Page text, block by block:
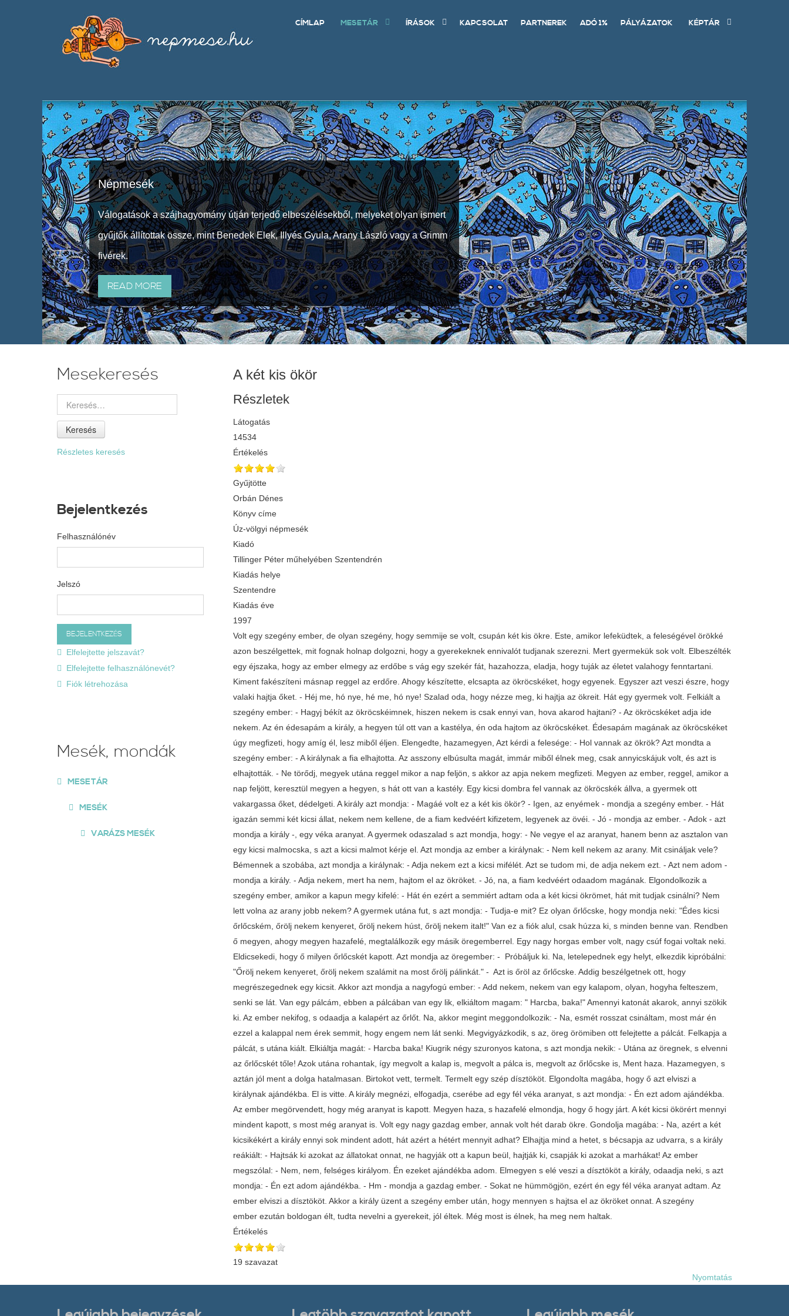
CÍMLAP MESETÁR ÍRÁSOK KAPCSOLAT PARTNEREK ADÓ 1% PÁLYÁZATOK KÉPTÁR
Népmesék
Válogatások a szájhagyomány útján terjedő elbeszélésekből, melyeket olyan ismert
gyűjtők állítottak össze, mint Benedek Elek, Illyés Gyula, Arany László vagy a Grimm
fivérek.
READ MORE
A két kis ökör
Részletek
Látogatás
14534
Értékelés
Gyűjtötte
Orbán Dénes
Könyv címe
Úz-völgyi népmesék
Kiadó
Tillinger Péter műhelyében Szentendrén
Kiadás helye
Szentendre
Kiadás éve
1997
Volt egy szegény ember, de olyan szegény, hogy semmije se volt, csupán két kis ökre. Este, amikor lefeküdtek, a feleségével örökké
azon beszélgettek, mit fognak holnap dolgozni, hogy a gyerekeknek ennivalót tudjanak szerezni. Mert gyermekük sok volt. Elbeszélték
egy éjszaka, hogy az ember elmegy az erdőbe s vág egy szekér fát, hazahozza, eladja, hogy tuják az életet valahogy fenntartani.
Kiment fakészíteni másnap reggel az erdőre. Ahogy készítette, elcsapta az ökröcskéket, hogy egyenek. Egyszer azt veszi észre, hogy
valaki hajtja őket. - Héj me, hó nye, hé me, hó nye! Szalad oda, hogy nézze meg, ki hajtja az ökreit. Hát egy gyermek volt. Felkiált a
szegény ember: - Hagyj békít az ökröcskéimnek, hiszen nekem is csak ennyi van, hova akarod hajtani? - Az ökröcskéket adja ide
nekem. Az én édesapám a király, a hegyen túl ott van a kastélya, én oda hajtom az ökröcskéket. Édesapám magának az ökröcskéket
úgy megfizeti, hogy amíg él, lesz miből éljen. Elengedte, hazamegyen, Azt kérdi a felesége: - Hol vannak az ökrök? Azt mondta a
szegény ember: - A királynak a fia elhajtotta. Az asszony elbúsulta magát, immár miből élnek meg, csak annyicskájuk volt, és azt is
elhajtották. - Ne törődj, megyek utána reggel mikor a nap feljön, s akkor az apja nekem megfizeti. Megyen az ember, reggel, amikor a
nap feljött, keresztül megyen a hegyen, s hát ott van a kastély. Egy kicsi dombra fel vannak az ökröcskék állva, a gyermek ott
vakargassa őket, dédelgeti. A király azt mondja: - Magáé volt ez a két kis ökör? - Igen, az enyémek - mondja a szegény ember. - Hát
igazán semmi két kicsi állat, nekem nem kellene, de a fiam kedvéért kifizetem, legyenek az övéi. - Jó - mondja az ember. - Adok - azt
mondja a király -, egy véka aranyat. A gyermek odaszalad s azt mondja, hogy: - Ne vegye el az aranyat, hanem benn az asztalon van
egy kicsi malmocska, s azt a kicsi malmot kérje el. Azt mondja az ember a királynak: - Nem kell nekem az arany. Mit csináljak vele?
Bémennek a szobába, azt mondja a királynak: - Adja nekem ezt a kicsi mifélét. Azt se tudom mi, de adja nekem ezt. - Azt nem adom -
mondja a király. - Adja nekem, mert ha nem, hajtom el az ökröket. - Jó, na, a fiam kedvéért odaadom magának. Elgondolkozik a
szegény ember, amikor a kapun megy kifelé: - Hát én ezért a semmiért adtam oda a két kicsi ökrömet, hát mit tudjak csinálni? Nem
lett volna az arany jobb nekem? A gyermek utána fut, s azt mondja: - Tudja-e mit? Ez olyan őrlőcske, hogy mondja neki: "Édes kicsi
őrlőcském, őrölj nekem kenyeret, őrölj nekem húst, őrölj nekem italt!" Van ez a fiók alul, csak húzza ki, s minden benne van. Rendben
ő megyen, ahogy megyen hazafelé, megtalálkozik egy másik öregemberrel. Egy nagy horgas ember volt, nagy csúf fogai voltak neki.
Eldicsekedi, hogy ő milyen őrlőcskét kapott. Azt mondja az öregember: - Próbáljuk ki. Na, letelepednek egy helyt, elkezdik kipróbálni:
"Őrölj nekem kenyeret, őrölj nekem szalámit na most őrölj pálinkát." - Azt is őröl az őrlőcske. Addig beszélgetnek ott, hogy
megrészegednek egy kicsit. Akkor azt mondja a nagyfogú ember: - Add nekem, nekem van egy kalapom, olyan, hogyha felteszem,
senki se lát. Van egy pálcám, ebben a pálcában van egy lik, elkiáltom magam: " Harcba, baka!" Amennyi katonát akarok, annyi szökik
ki. Az ember nekifog, s odaadja a kalapért az őrlőt. Na, akkor megint meggondolkozik: - Na, esmét rosszat csináltam, most már én
ezzel a kalappal nem érek semmit, hogy engem nem lát senki. Megvigyázkodik, s az, öreg örömiben ott felejtette a pálcát. Felkapja a
pálcát, s utána kiált. Elkiáltja magát: - Harcba baka! Kiugrik négy szuronyos katona, s azt mondja nekik: - Utána az öregnek, s elvenni
az őrlőcskét tőle! Azok utána rohantak, így megvolt a kalap is, megvolt a pálca is, megvolt az őrlőcske is, Ment haza. Hazamegyen, s
aztán jól ment a dolga hatalmasan. Birtokot vett, termelt. Termelt egy szép dísztököt. Elgondolta magába, hogy ő azt elviszi a
királynak ajándékba. El is vitte. A király megnézi, elfogadja, cserébe ad egy fél véka aranyat, s azt mondja: - Én ezt adom ajándékba.
Az ember megörvendett, hogy még aranyat is kapott. Megyen haza, s hazafelé elmondja, hogy ő hogy járt. A két kicsi ökörért mennyi
mindent kapott, s most még aranyat is. Volt egy nagy gazdag ember, annak volt hét darab ökre. Gondolja magába: - Na, azért a két
kicsikékért a király ennyi sok mindent adott, hát azért a hétért mennyit adhat? Elhajtja mind a hetet, s bécsapja az udvarra, s a király
reákiált: - Hajtsák ki azokat az állatokat onnat, ne hagyják ott a kapun beül, hajtják ki, csapják ki azokat a marhákat! Az ember
megszólal: - Nem, nem, felséges királyom. Én ezeket ajándékba adom. Elmegyen s elé veszi a dísztököt a király, odaadja neki, s azt
mondja: - Én ezt adom ajándékba. - Hm - mondja a gazdag ember. - Sokat ne hümmögjön, ezért én egy fél véka aranyat adtam. Az
ember elviszi a dísztököt. Akkor a király üzent a szegény ember után, hogy mennyen s hajtsa el az ökröket onnat. A szegény
ember ezután boldogan élt, tudta nevelni a gyerekeit, jól éltek. Még most is élnek, ha meg nem haltak.
Értékelés
19 szavazat
Nyomtatás
Mesekeresés
Keresés
Részletes keresés
Bejelentkezés
Felhasználónév
Jelszó
Elfelejtette jelszavát?
Elfelejtette felhasználónevét?
Fiók létrehozása
Mesék, mondák
MESETÁR
MESÉK
VARÁZS MESÉK